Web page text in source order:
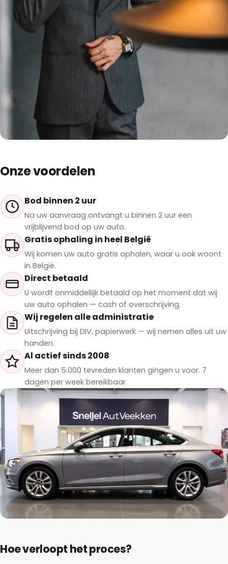
Onze voordelen
Bod binnen 2 uur
Na uw aanvraag ontvangt u binnen 2 uur een
vrijblijvend bod op uw auto.
Gratis ophaling in heel België
Wij komen uw auto gratis ophalen, waar u ook woont
in België.
Direct betaald
U wordt onmiddellijk betaald op het moment dat wij
uw auto ophalen — cash of overschrijving.
Wij regelen alle administratie
Uitschrijving bij DIV, papierwerk — wij nemen alles uit uw
handen.
Al actief sinds 2008
Meer dan 5.000 tevreden klanten gingen u voor. 7
dagen per week bereikbaar.
Hoe verloopt het proces?